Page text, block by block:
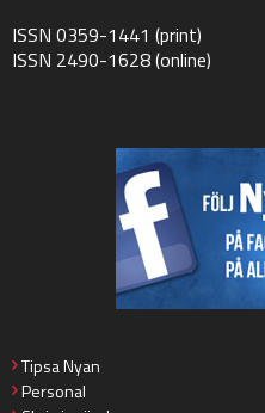
ISSN 0359-1441 (print)
ISSN 2490-1628 (online)
Tipsa Nyan
Personal